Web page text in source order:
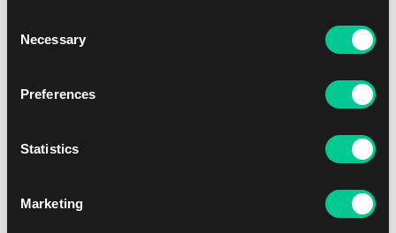
Selection
Necessary
Preferences
Statistics
Marketing
Brak w magazynie